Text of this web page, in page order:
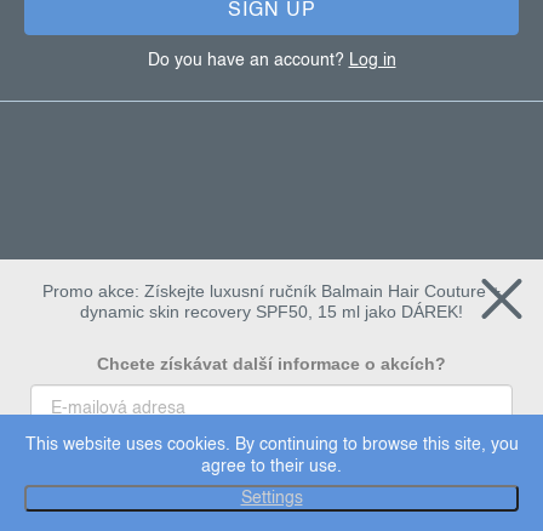
This website uses cookies. By continuing to browse this site, you
agree to their use.
Settings
SIGN UP
Do you have an account? Log in
Copyright 2026Dermalogica. All rights reserved.
Edit cookie settings
Promo akce: Získejte luxusní ručník Balmain Hair Couture +
dynamic skin recovery SPF50, 15 ml jako DÁREK!
Chcete získávat další informace o akcích?
To chci